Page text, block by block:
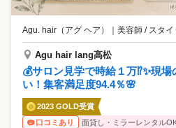
Agu. hair（アグ ヘア） 美容師 / スタイ
Agu hair lang高松
💰サロン見学で時給１万⁉✨現
い！集客満足度94.4％🌸
2023 GOLD受賞
口コミあり
面貸し・ミラーレンタル